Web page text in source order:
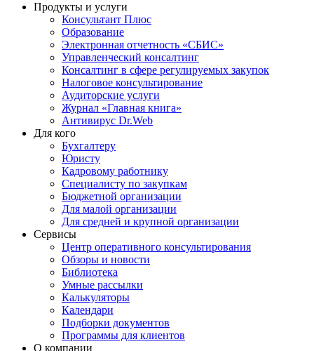
Продукты и услуги
Консультант Плюс
Образование
Электронная отчетность «СБИС»
Управленческий консалтинг
Консалтинг в сфере регулируемых закупок
Налоговое консультирование
Аудиторские услуги
Журнал «Главная книга»
Антивирус Dr.Web
Для кого
Бухгалтеру
Юристу
Кадровому работнику
Специалисту по закупкам
Бюджетной организации
Для малой организации
Для средней и крупной организации
Сервисы
Центр оперативного консультирования
Обзоры и новости
Библиотека
Умные рассылки
Калькуляторы
Календари
Подборки документов
Программы для клиентов
О компании